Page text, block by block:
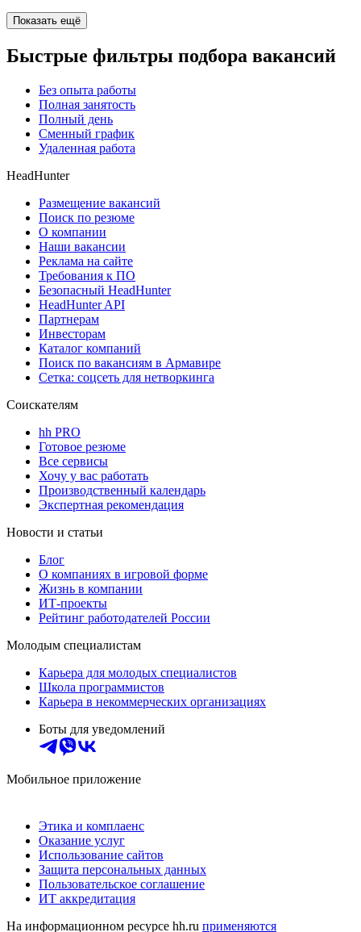
Показать ещё
Быстрые фильтры подбора вакансий
Без опыта работы
Полная занятость
Полный день
Сменный график
Удаленная работа
HeadHunter
Размещение вакансий
Поиск по резюме
О компании
Наши вакансии
Реклама на сайте
Требования к ПО
Безопасный HeadHunter
HeadHunter API
Партнерам
Инвесторам
Каталог компаний
Поиск по вакансиям в Армавире
Сетка: соцсеть для нетворкинга
Соискателям
hh PRO
Готовое резюме
Все сервисы
Хочу у вас работать
Производственный календарь
Экспертная рекомендация
Новости и статьи
Блог
О компаниях в игровой форме
Жизнь в компании
ИТ-проекты
Рейтинг работодателей России
Молодым специалистам
Карьера для молодых специалистов
Школа программистов
Карьера в некоммерческих организациях
Боты для уведомлений
Мобильное приложение
Этика и комплаенс
Оказание услуг
Использование сайтов
Защита персональных данных
Пользовательское соглашение
ИТ аккредитация
На информационном ресурсе hh.ru применяются